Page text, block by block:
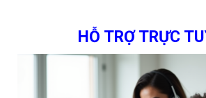
HỖ TRỢ TRỰC